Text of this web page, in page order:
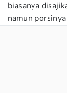
biasanya
namun